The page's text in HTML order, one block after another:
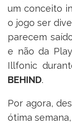
um conceito
o jogo ser
parecem
e não da
Illfonic
BEHIND.
Por agora,
ótima